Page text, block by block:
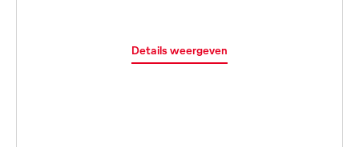
Details weergeven